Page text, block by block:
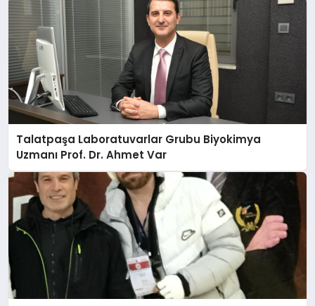
Talatpaşa Laboratuvarlar Grubu Biyokimya
Uzmanı Prof. Dr. Ahmet Var